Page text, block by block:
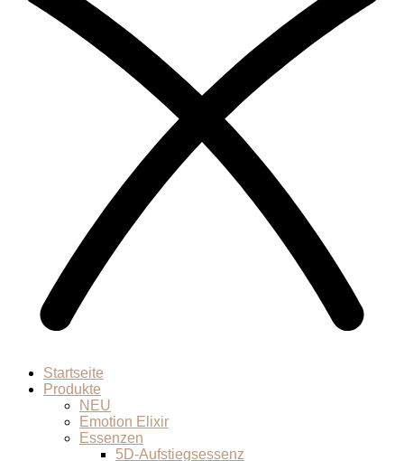
Startseite
Produkte
NEU
Emotion Elixir
Essenzen
5D-Aufstiegsessenz